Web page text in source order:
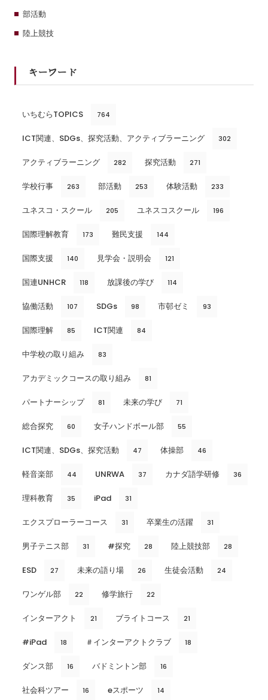
部活動
陸上競技
キーワード
いちむらTOPICS 764
ICT関連、SDGs、探究活動、アクティブラーニング 302
アクティブラーニング 282 探究活動 271
学校行事 263 部活動 253 体験活動 233
ユネスコ・スクール 205 ユネスコスクール 196
国際理解教育 173 難民支援 144
国際支援 140 見学会・説明会 121
国連UNHCR 118 放課後の学び 114
協働活動 107 SDGs 98 市邨ゼミ 93
国際理解 85 ICT関連 84
中学校の取り組み 83
アカデミックコースの取り組み 81
パートナーシップ 81 未来の学び 71
総合探究 60 女子ハンドボール部 55
ICT関連、SDGs、探究活動 47 体操部 46
軽音楽部 44 UNRWA 37 カナダ語学研修 36
理科教育 35 iPad 31
エクスプローラーコース 31 卒業生の活躍 31
男子テニス部 31 #探究 28 陸上競技部 28
ESD 27 未来の語り場 26 生徒会活動 24
ワンゲル部 22 修学旅行 22
インターアクト 21 ブライトコース 21
#iPad 18 ＃インターアクトクラブ 18
ダンス部 16 バドミントン部 16
社会科ツアー 16 eスポーツ 14